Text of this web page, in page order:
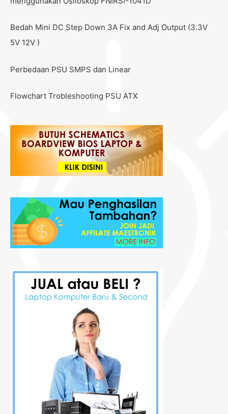
Bedah Mini DC Step Down 3A Fix and Adj Output (3.3V
5V 12V )
Perbedaan PSU SMPS dan Linear
Flowchart Trobleshooting PSU ATX